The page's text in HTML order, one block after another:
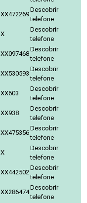
XX472269
Descobrir
telefone
X
Descobrir
telefone
XX097468
Descobrir
telefone
XX530593
Descobrir
telefone
XX603
Descobrir
telefone
XX938
Descobrir
telefone
XX475356
Descobrir
telefone
X
Descobrir
telefone
XX442502
Descobrir
telefone
XX286474
Descobrir
telefone